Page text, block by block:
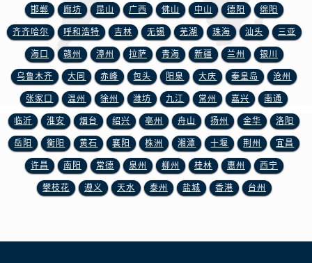
江苏省徐州市鼓楼区淮海东路29号苏宁广场IFC国际金融中心35层3508室浪琴售后服务中心（需提前预约）
江苏省盐城市盐都区世纪大道5号盐城金融城写字楼1号楼16层1604室浪琴售后服务中心（需提前预约）
江苏省扬州市邗江区国展路29号星耀天地写字楼1号楼18层1803室浪琴售后服务中心（需提前预约）
江苏省镇江市京口区中山东路浪琴售后服务中心（需提前预约）
江西省抚州市临川区赣东大道浪琴售后服务中心（需提前预约）
江西省赣州市章贡区文清路浪琴售后服务中心（需提前预约）
江西省吉安市吉州区井冈山大道浪琴售后服务中心（需提前预约）
江西省景德镇市珠山区珠山中路浪琴售后服务中心（需提前预约）
江西省九江市浔阳区浔阳路浪琴售后服务中心（需提前预约）
邯郸 廊坊 昆山 广西 佛山 中山 德阳 绵阳
齐齐哈尔 呼和浩特 吉林 无锡 芜湖 珠海 汕头 三亚
海口 赣州 漳州 拉萨 青海 新疆 兰州 银川
乌鲁木齐 大同 赤峰 包头 阳泉 大庆 秦皇岛 沧州
张家口 温州 徐州 潍坊 九江 常州 嘉兴 南通
临沂 淮安 烟台 绍兴 亳州 舟山 扬州 金华 洛阳
岳阳 衡阳 黄石 襄阳 株洲 湘潭 十堰 荆州 宜昌
许昌 南阳 常德 泉州 柳州 桂林 惠州 西宁
攀枝花 遵义 天水 泰州 盐城 香港 台州